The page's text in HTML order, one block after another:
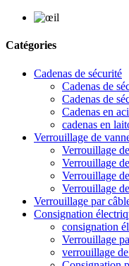
Catégories
Cadenas de sécurité
Cadenas de
Cadenas de
Cadenas en
cadenas en
Verrouillage de
Verrouillage
Verrouillage
Verrouillage
Verrouillage
Verrouillage par
Consignation
consignation
Verrouillage
verrouillage